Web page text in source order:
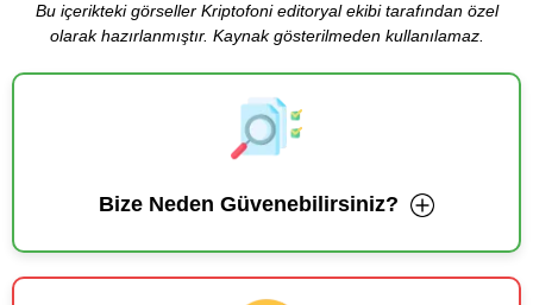
Bu içerikteki görseller Kriptofoni editoryal ekibi tarafından özel
olarak hazırlanmıştır. Kaynak gösterilmeden kullanılamaz.
Bize Neden Güvenebilirsiniz?